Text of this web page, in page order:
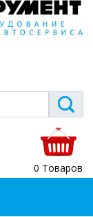
0 Товаров